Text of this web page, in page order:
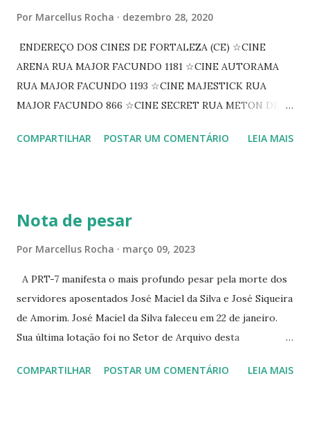
Por Marcellus Rocha dezembro 28, 2020
ENDEREÇO DOS CINES DE FORTALEZA (CE) ☆CINE
ARENA RUA MAJOR FACUNDO 1181 ☆CINE AUTORAMA
RUA MAJOR FACUNDO 1193 ☆CINE MAJESTICK RUA
MAJOR FACUNDO 866 ☆CINE SECRET RUA METON DE
PEIXOTO 1307 ☆CINE IRIS RUA FLORIANO PEIXOTO 1206
☆CINE VIP CLUBE RUA 24 DE MAIO 825 ☆CINE ECLIPSE
COMPARTILHAR POSTAR UM COMENTÁRIO LEIA MAIS
Nota de pesar
Por Marcellus Rocha março 09, 2023
A PRT-7 manifesta o mais profundo pesar pela morte dos
servidores aposentados José Maciel da Silva e José Siqueira
de Amorim. José Maciel da Silva faleceu em 22 de janeiro.
Sua última lotação foi no Setor de Arquivo desta
Siqueira Amorim faleceu em 28 de fevereiro e encerrou a
COMPARTILHAR POSTAR UM COMENTÁRIO LEIA MAIS